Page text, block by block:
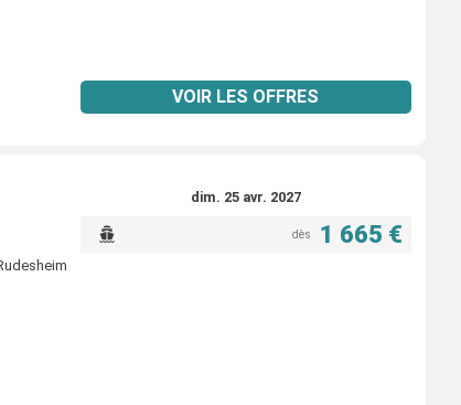
VOIR LES OFFRES
dim. 25 avr. 2027
dès 1 665 €